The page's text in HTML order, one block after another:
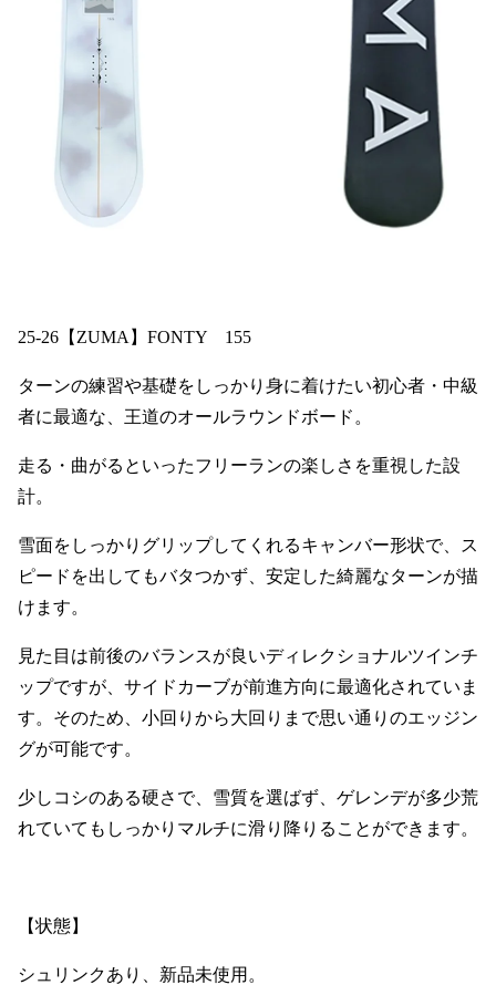
25-26【ZUMA】FONTY 155
ターンの練習や基礎をしっかり身に着けたい初心者・中級
者に最適な、王道のオールラウンドボード。
走る・曲がるといったフリーランの楽しさを重視した設
計。
雪面をしっかりグリップしてくれるキャンバー形状で、ス
ピードを出してもバタつかず、安定した綺麗なターンが描
けます。
見た目は前後のバランスが良いディレクショナルツインチ
ップですが、サイドカーブが前進方向に最適化されていま
す。そのため、小回りから大回りまで思い通りのエッジン
グが可能です。
少しコシのある硬さで、雪質を選ばず、ゲレンデが多少荒
れていてもしっかりマルチに滑り降りることができます。
【状態】
シュリンクあり、新品未使用。